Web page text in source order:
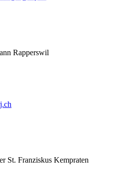
Rapperswil
St. Franziskus Kempraten